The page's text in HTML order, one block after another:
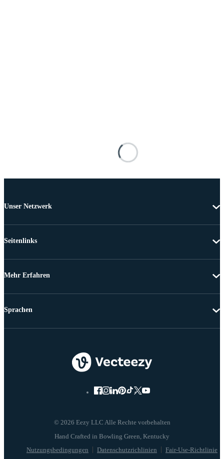
Unser Netzwerk
Seitenlinks
Mehr Erfahren
© 2026 Eezy LLC Alle Rechte vorbehalten
Nutzungsbedingungen Datenschutzrichlinien Fair-Use-Richtlinie
Sprachen